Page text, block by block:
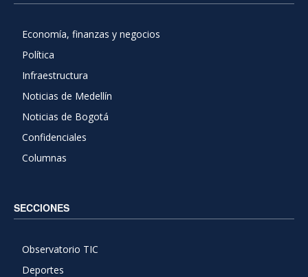
Economía, finanzas y negocios
Política
Infraestructura
Noticias de Medellín
Noticias de Bogotá
Confidenciales
Columnas
SECCIONES
Observatorio TIC
Deportes